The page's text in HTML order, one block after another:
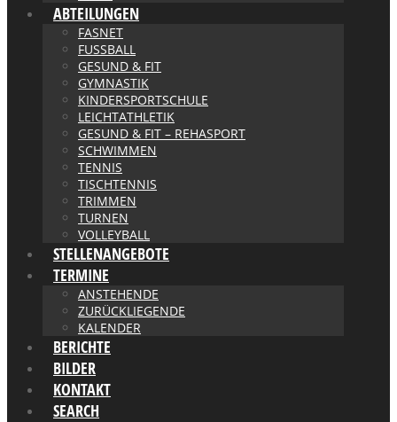
ABTEILUNGEN
FASNET
FUSSBALL
GESUND & FIT
GYMNASTIK
KINDERSPORTSCHULE
LEICHTATHLETIK
GESUND & FIT – REHASPORT
SCHWIMMEN
TENNIS
TISCHTENNIS
TRIMMEN
TURNEN
VOLLEYBALL
STELLENANGEBOTE
TERMINE
ANSTEHENDE
ZURÜCKLIEGENDE
KALENDER
BERICHTE
BILDER
KONTAKT
SEARCH